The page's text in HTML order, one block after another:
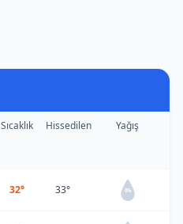
Sıcaklık Hissedilen Yağış
32° 33° 0%